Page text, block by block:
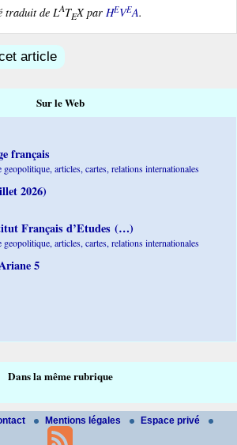
traduit de LATEX par HEVEA.
article
Sur le Web
français
articles, cartes, relations internationales
2026)
Français d’Etudes (…)
articles, cartes, relations internationales
5
Dans la même rubrique
Mentions légales Espace privé